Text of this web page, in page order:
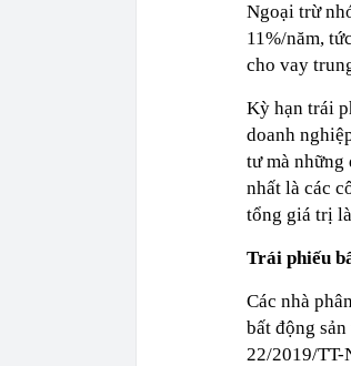
Ngoại trừ
11%/năm,
cho vay
Kỳ hạn trái
doanh
tư mà những
nhất là các
tổng giá trị
Trái phiếu
Các nhà
bất động
22/2019/TT-